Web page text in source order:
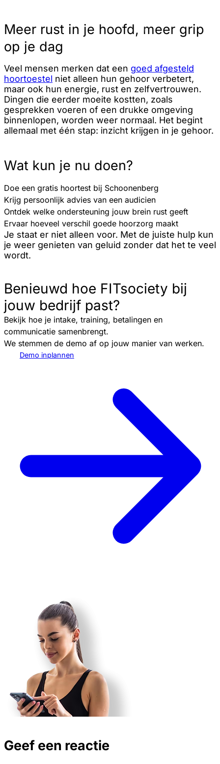
Meer rust in je hoofd, meer grip
op je dag
Veel mensen merken dat een goed afgesteld
hoortoestel niet alleen hun gehoor verbetert,
maar ook hun energie, rust en zelfvertrouwen.
Dingen die eerder moeite kostten, zoals
gesprekken voeren of een drukke omgeving
binnenlopen, worden weer normaal. Het begint
allemaal met één stap: inzicht krijgen in je gehoor.
Wat kun je nu doen?
Doe een gratis hoortest bij Schoonenberg
Krijg persoonlijk advies van een audicien
Ontdek welke ondersteuning jouw brein rust geeft
Ervaar hoeveel verschil goede hoorzorg maakt
Je staat er niet alleen voor. Met de juiste hulp kun
je weer genieten van geluid zonder dat het te veel
wordt.
Benieuwd hoe FITsociety bij
jouw bedrijf past?
Bekijk hoe je intake, training, betalingen en
communicatie samenbrengt.
We stemmen de demo af op jouw manier van werken.
Demo inplannen
Geef een reactie